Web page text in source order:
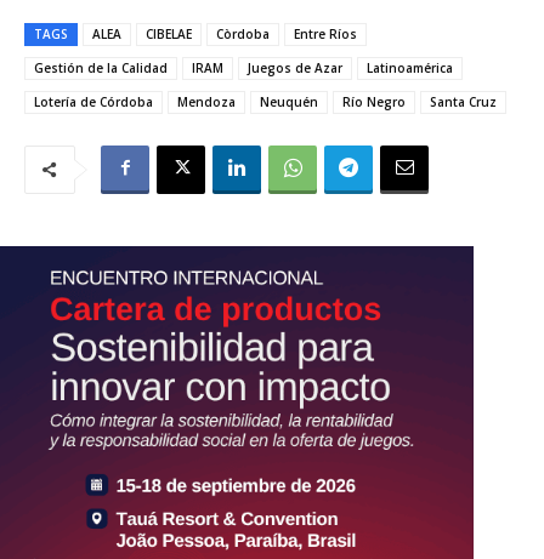
TAGS ALEA CIBELAE Còrdoba
Entre Ríos
Gestión de la Calidad
IRAM Juegos de Azar
Latinoamérica
Lotería de Córdoba
Mendoza Neuquén Río Negro Santa Cruz